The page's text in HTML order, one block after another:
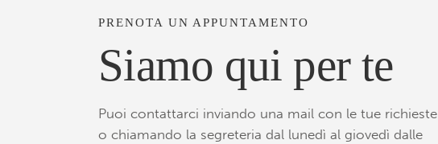
PRENOTA UN APPUNTAMENTO
Siamo qui per te
Puoi contattarci inviando una mail con le tue richieste
o chiamando la segreteria dal lunedì al giovedì dalle